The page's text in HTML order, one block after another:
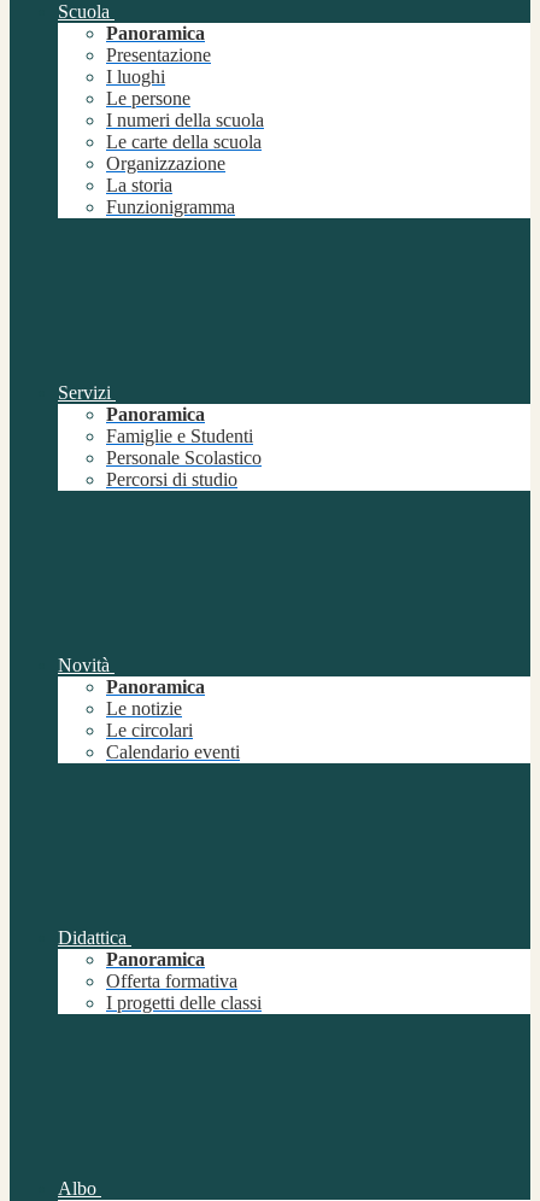
Scuola
Panoramica
Presentazione
I luoghi
Le persone
I numeri della scuola
Le carte della scuola
Organizzazione
La storia
Funzionigramma
Servizi
Panoramica
Famiglie e Studenti
Personale Scolastico
Percorsi di studio
Novità
Panoramica
Le notizie
Le circolari
Calendario eventi
Didattica
Panoramica
Offerta formativa
I progetti delle classi
Albo